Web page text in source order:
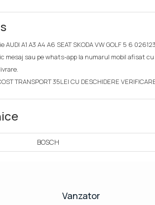
A1 A3 A4 A6 SEAT SKODA VW GOLF 5 6
mesaj sau pe whats-app la numarul mobil afisat
TRANSPORT 35LEI CU DESCHIDERE
BOSCH
Vanzator